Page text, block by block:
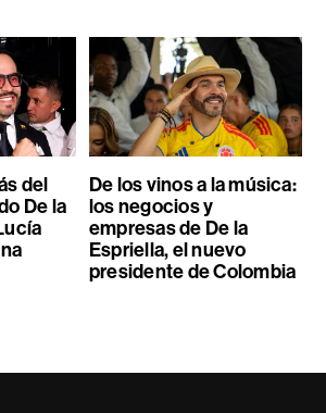
del
De la
De los vinos a la música:
los negocios y
empresas de De la
Espriella, el nuevo
presidente de Colombia